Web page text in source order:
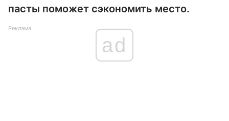
пасты поможет сэкономить место.
Реклама
ad